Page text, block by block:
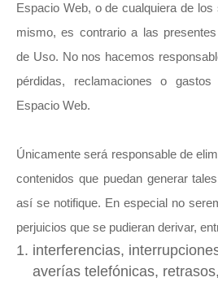
Espacio Web, o de cualquiera de
mismo, es contrario a las
de Uso. No nos hacemos
pérdidas, reclamaciones o
Espacio Web.
Únicamente será responsable de
contenidos que puedan generar
así se notifique. En especial no
perjuicios que se pudieran derivar,
interferencias,
averías telefónicas,